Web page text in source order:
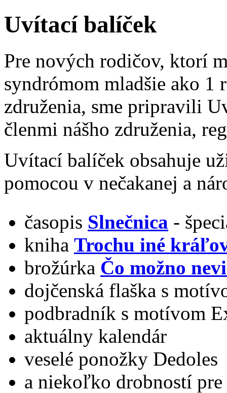
Uvítací balíček
Pre nových rodičov, ktorí
syndrómom mladšie ako 1
združenia, sme pripravili
členmi nášho združenia,
Uvítací balíček obsahuje
pomocou v nečakanej a
časopis Slnečnica -
kniha Trochu iné
brožúrka Čo možno
dojčenská flaška s
podbradník s motívom
aktuálny kalendár
veselé ponožky Dedoles
a niekoľko drobností pre